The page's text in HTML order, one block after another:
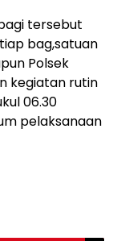
tersebut
bag,satuan
Polsek
kegiatan rutin
06.30
pelaksanaan